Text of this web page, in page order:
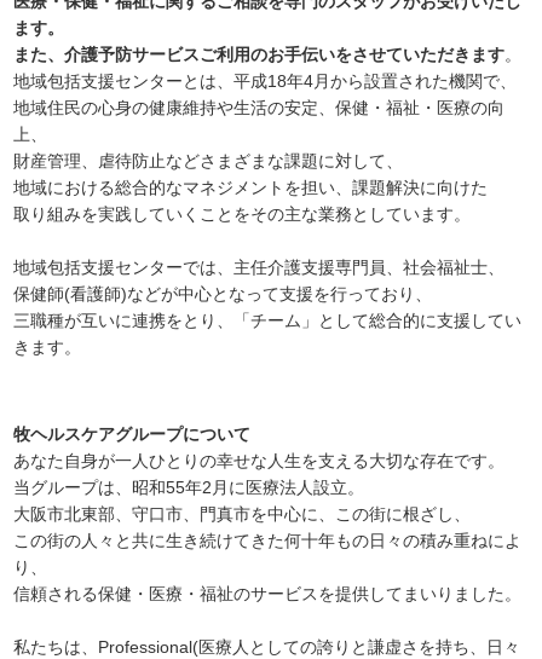
ます。
また、介護予防サービスご利用のお手伝いをさせていただきます。
地域包括支援センターとは、平成18年4月から設置された機関で、
地域住民の心身の健康維持や生活の安定、保健・福祉・医療の向
上、
財産管理、虐待防止などさまざまな課題に対して、
地域における総合的なマネジメントを担い、課題解決に向けた
取り組みを実践していくことをその主な業務としています。
地域包括支援センターでは、主任介護支援専門員、社会福祉士、
保健師(看護師)などが中心となって支援を行っており、
三職種が互いに連携をとり、「チーム」として総合的に支援してい
きます。
牧ヘルスケアグループについて
あなた自身が一人ひとりの幸せな人生を支える大切な存在です。
当グループは、昭和55年2月に医療法人設立。
大阪市北東部、守口市、門真市を中心に、この街に根ざし、
この街の人々と共に生き続けてきた何十年もの日々の積み重ねによ
り、
信頼される保健・医療・福祉のサービスを提供してまいりました。
私たちは、Professional(医療人としての誇りと謙虚さを持ち、日々